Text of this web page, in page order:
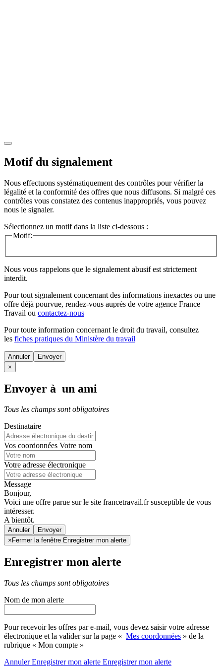
Motif du signalement
Nous effectuons systématiquement des contrôles pour vérifier la
légalité et la conformité des offres que nous diffusons. Si malgré ces
contrôles vous constatez des contenus inappropriés, vous pouvez
nous le signaler.
Sélectionnez un motif dans la liste ci-dessous :
Motif:
Nous vous rappelons que le signalement abusif est strictement
interdit.
Pour tout signalement concernant des informations inexactes ou une
offre déjà pourvue, rendez-vous auprès de votre agence France
Travail ou contactez-nous
Pour toute information concernant le droit du travail, consultez
les fiches pratiques du Ministère du travail
Annuler
×
Envoyer à un ami
Tous les champs sont obligatoires
Destinataire
Vos coordonnées Votre nom
Votre adresse électronique
Message
Bonjour,
Voici une offre parue sur le site francetravail.fr susceptible de vous
intéresser.
A bientôt.
Annuler
× Fermer la fenêtre Enregistrer mon alerte
Enregistrer mon alerte
Tous les champs sont obligatoires
Nom de mon alerte
Pour recevoir les offres par e-mail, vous devez saisir votre adresse
électronique et la valider sur la page « Mes coordonnées » de la
rubrique « Mon compte »
AnnulerEnregistrer mon alerte Enregistrermon alerte